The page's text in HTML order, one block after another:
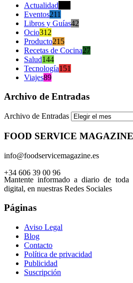
Actualidad
Eventos211
Libros y Guías42
Ocio312
Producto215
Recetas de Cocina27
Salud144
Tecnología151
Viajes89
Archivo de Entradas
Archivo de Entradas
FOOD SERVICE MAGAZINE
info@foodservicemagazine.es
+34 606 39 00 96
Mantente informado a diario de toda
digital, en nuestras Redes Sociales
Páginas
Aviso Legal
Blog
Contacto
Política de privacidad
Publicidad
Suscripción